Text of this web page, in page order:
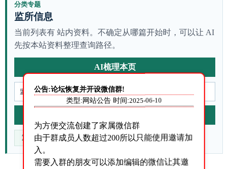
分类专题
监所信息
当前列表有 站内资料。不确定从哪篇开始时，可以让 AI
先按本站资料整理查询路径。
AI梳理本页
重点核对什么 官方来源在哪 信息不准咋办
公告:论坛恢复并开设微信群!
类型:网站公告 时间:2025-06-10
为方便交流创建了家属微信群
由于群成员人数超过200所以只能使用邀请加
入。
需要入群的朋友可以添加编辑的微信让其邀